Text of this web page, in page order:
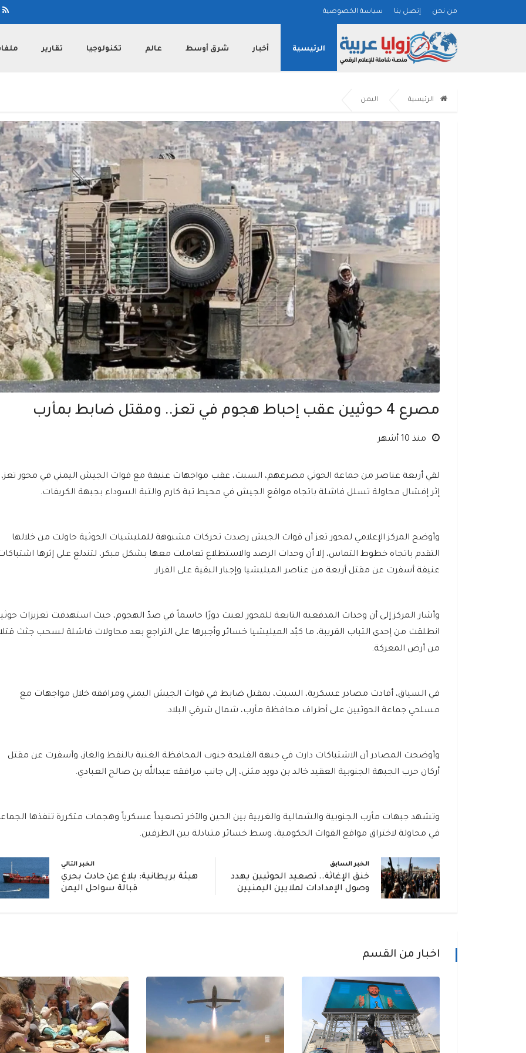
من نحن إتصل بنا سياسة الخصوصية
الرئيسية أخبار شرق أوسط عالم تكنولوجيا تقارير
الرئيسية اليمن
مصرع 4 حوثيين عقب إحباط هجوم في تعز.. ومقتل ضابط بمأرب
منذ 10 أشهر
لقي أربعة عناصر من جماعة الحوثي مصرعهم، السبت، عقب مواجهات عنيفة مع قوات الجيش اليمني في محور تعز،
إثر إفشال محاولة تسلل فاشلة باتجاه مواقع الجيش في محيط تبة كارم والتبة السوداء بجبهة الكريفات.
وأوضح المركز الإعلامي لمحور تعز أن قوات الجيش رصدت تحركات مشبوهة للمليشيات الحوثية حاولت من خلالها
التقدم باتجاه خطوط التماس، إلا أن وحدات الرصد والاستطلاع تعاملت معها بشكل مبكر، لتندلع على إثرها
عنيفة أسفرت عن مقتل أربعة من عناصر الميليشيا وإجبار البقية على الفرار.
وأشار المركز إلى أن وحدات المدفعية التابعة للمحور لعبت دورًا حاسماً في صدّ الهجوم، حيث استهدفت تعزيزات
انطلقت من إحدى التباب القريبة، ما كبّد الميليشيا خسائر وأجبرها على التراجع بعد محاولات فاشلة لسحب جثث
من أرض المعركة.
في السياق، أفادت مصادر عسكرية، السبت، بمقتل ضابط في قوات الجيش اليمني ومرافقه خلال مواجهات مع
مسلحي جماعة الحوثيين على أطراف محافظة مأرب، شمال شرقي البلاد.
وأوضحت المصادر أن الاشتباكات دارت في جبهة الفليحة جنوب المحافظة الغنية بالنفط والغاز، وأسفرت عن مقتل
أركان حرب الجبهة الجنوبية العقيد خالد بن دويد مثنى، إلى جانب مرافقه عبدالله بن صالح العبادي.
وتشهد جبهات مأرب الجنوبية والشمالية والغربية بين الحين والآخر تصعيداً عسكرياً وهجمات متكررة تنفذها
في محاولة لاختراق مواقع القوات الحكومية، وسط خسائر متبادلة بين الطرفين.
الخبر السابق
خنق الإغاثة.. تصعيد الحوثيين يهدد
وصول الإمدادات لملايين اليمنيين
الخبر التالي
هيئة بريطانية: بلاغ عن حادث بحري
قبالة سواحل اليمن
اخبار من القسم